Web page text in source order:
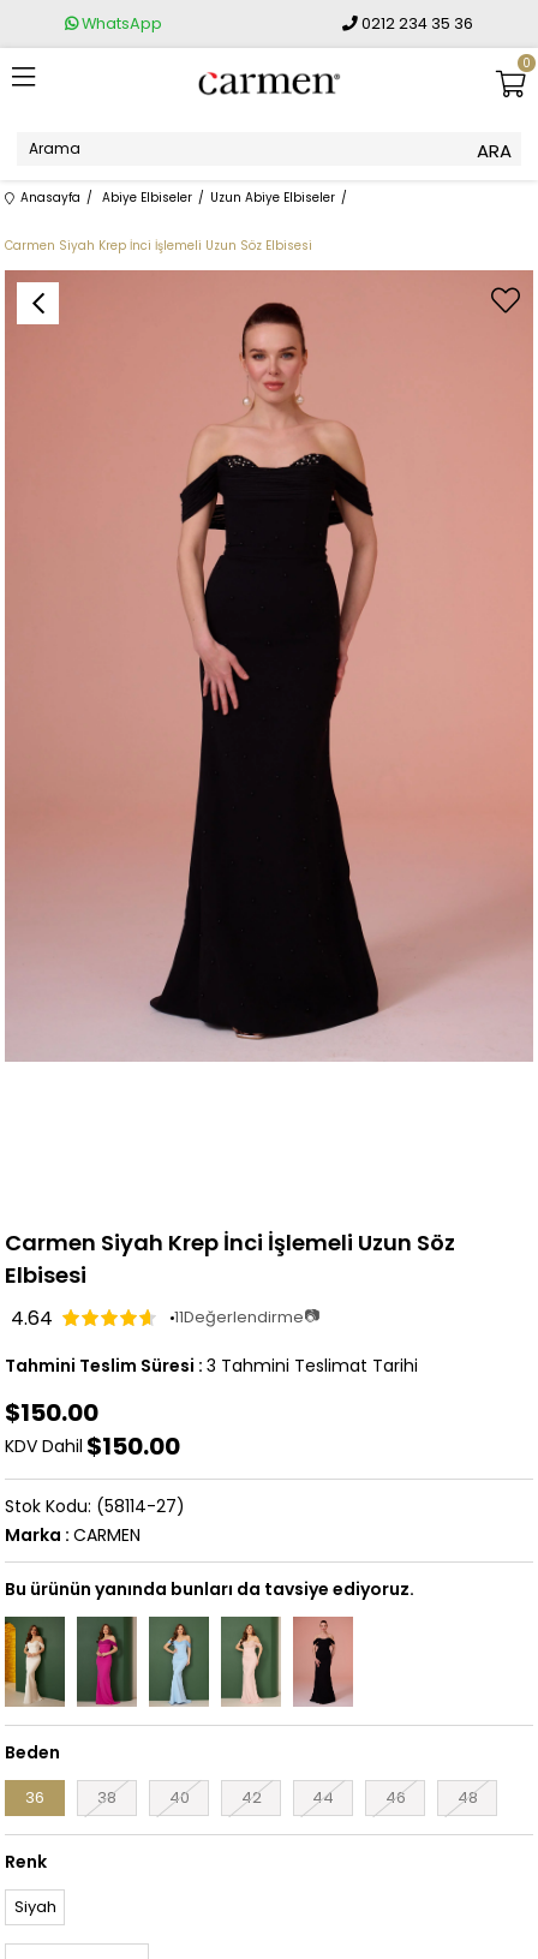
WhatsApp 0212 234 35 36
0
Anasayfa Abiye Elbiseler Uzun Abiye Elbiseler
Carmen Siyah Krep İnci İşlemeli Uzun Söz Elbisesi
Carmen Siyah Krep İnci İşlemeli Uzun Söz
Elbisesi
4.64 11Değerlendirme📷
Tahmini Teslim Süresi : 3 Tahmini Teslimat Tarihi
$150.00
KDV Dahil $150.00
(58114-27)
Marka : CARMEN
Bu ürünün yanında bunları da tavsiye ediyoruz.
Beden
36 38 40 42 44 46 48
Renk
Siyah